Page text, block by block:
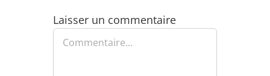
Laisser un commentaire
Commentaire